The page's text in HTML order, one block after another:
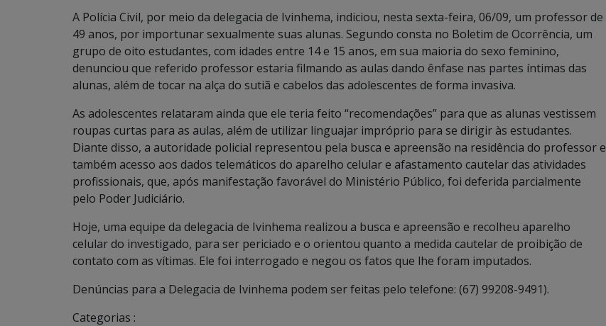
A Polícia Civil, por meio da delegacia de Ivinhema, indiciou, nesta sexta-feira, 06/09, um professor de
49 anos, por importunar sexualmente suas alunas. Segundo consta no Boletim de Ocorrência, um
grupo de oito estudantes, com idades entre 14 e 15 anos, em sua maioria do sexo feminino,
denunciou que referido professor estaria filmando as aulas dando ênfase nas partes íntimas das
alunas, além de tocar na alça do sutiã e cabelos das adolescentes de forma invasiva.
As adolescentes relataram ainda que ele teria feito “recomendações” para que as alunas vestissem
roupas curtas para as aulas, além de utilizar linguajar impróprio para se dirigir às estudantes.
Diante disso, a autoridade policial representou pela busca e apreensão na residência do professor e
também acesso aos dados telemáticos do aparelho celular e afastamento cautelar das atividades
profissionais, que, após manifestação favorável do Ministério Público, foi deferida parcialmente
pelo Poder Judiciário.
Hoje, uma equipe da delegacia de Ivinhema realizou a busca e apreensão e recolheu aparelho
celular do investigado, para ser periciado e o orientou quanto a medida cautelar de proibição de
contato com as vítimas. Ele foi interrogado e negou os fatos que lhe foram imputados.
Denúncias para a Delegacia de Ivinhema podem ser feitas pelo telefone: (67) 99208-9491).
Categorias :